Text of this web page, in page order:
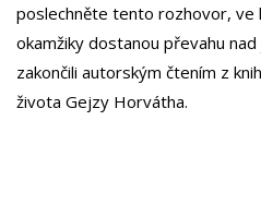
poslechněte tento rozhovor, ve
okamžiky dostanou převahu
zakončili autorským čtením z
života Gejzy Horvátha.